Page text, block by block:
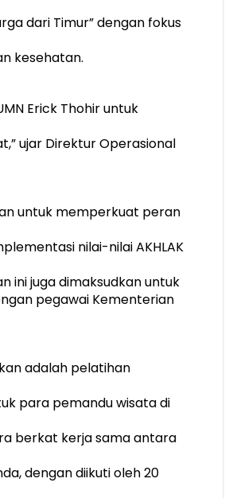
dari Timur” dengan fokus
kesehatan.
Erick Thohir untuk
ujar Direktur Operasional
untuk memperkuat peran
nilai-nilai AKHLAK
ini juga dimaksudkan untuk
pegawai Kementerian
adalah pelatihan
para pemandu wisata di
berkat kerja sama antara
dengan diikuti oleh 20